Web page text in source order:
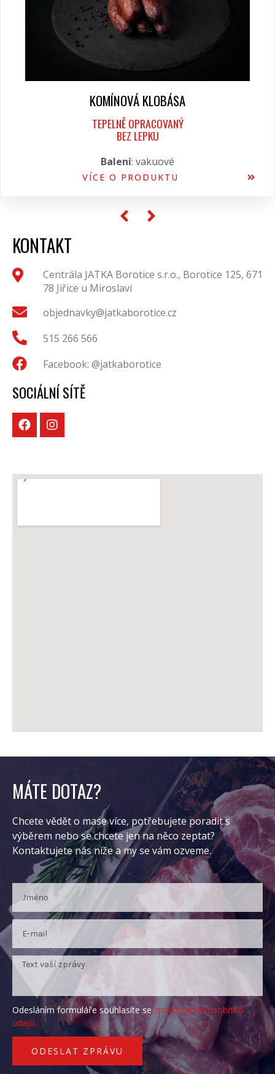
KOMÍNOVÁ KLOBÁSA
TEPELNĚ OPRACOVANÝ
BEZ LEPKU
Balení: vakuové
VÍCE O PRODUKTU
KONTAKT
Centrála JATKA Borotice s.r.o., Borotice 125, 671
78 Jiřice u Miroslavi
objednavky@jatkaborotice.cz
515 266 566
Facebook: @jatkaborotice
SOCIÁLNÍ SÍTĚ
MÁTE DOTAZ?
Chcete vědět o mase více, potřebujete poradit s
výběrem nebo se chcete jen na něco zeptat?
Kontaktujete nás níže a my se vám ozveme.
Odesláním formuláře souhlasíte sezpracováním osobních
údajů.
ODESLAT ZPRÁVU